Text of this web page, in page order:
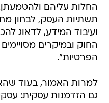
החלות עליהם
תשתיות העסק, לבחון
ועיבוד המידע, לדאוג
החוק ובמיקרים
הפרטיות".
למרות האמור, בעוד
גם הזדמנות עסקית: